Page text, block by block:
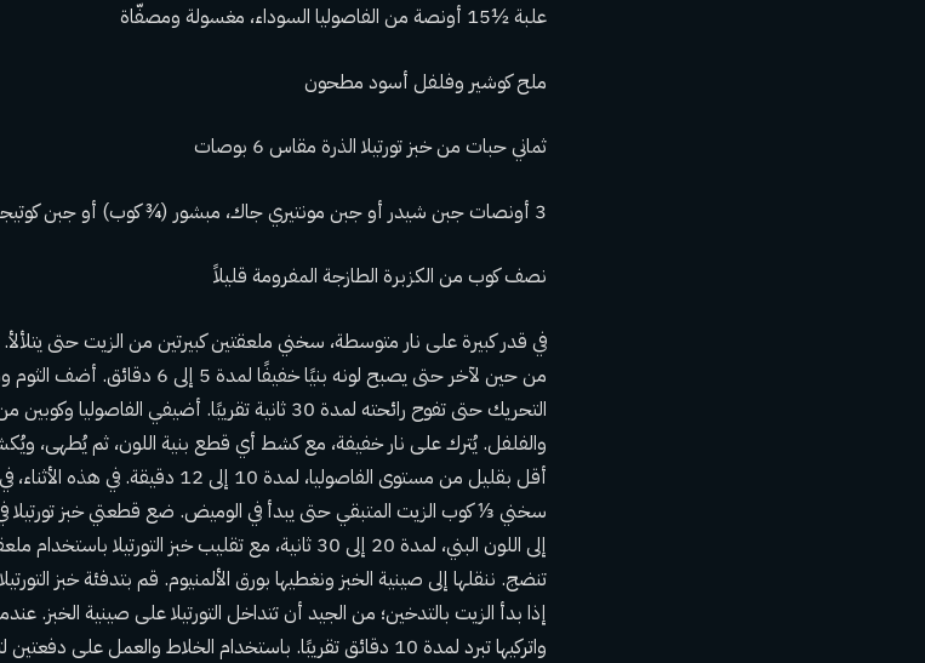
علبة ½15 أونصة من الفاصوليا السوداء، مغسولة ومصفّاة
ملح كوشير وفلفل أسود مطحون
ثماني حبات من خبز تورتيلا الذرة مقاس 6 بوصات
3 أونصات جبن شيدر أو جبن مونتيري جاك، مبشور (¾ كوب) أو جبن كوتيجا، مفتت جيدًا (حوالي ½ كوب)
نصف كوب من الكزبرة الطازجة المفرومة قليلاً
في قدر كبيرة على نار متوسطة، سخني ملعقتين كبيرتين من الزيت حتى
من حين لآخر حتى يصبح لونه بنيًا
التحريك حتى تفوح رائحته لمدة 30 ثانية تقريبًا.
والفلفل. يُترك على نار خفيفة، مع كشط أي قطع بنية اللون، ثم يُطهى،
سخني ⅓ كوب الزيت المتبقي حتى يبدأ في الوميض. ضع قطعتي خبز تورتيلا في
إلى اللون البني، لمدة 20 إلى 30 ثانية، مع تقليب خبز
تنضج. ننقلها إلى صينية الخبز ونغطيها بورق الألمنيوم. قم بتدفئة خبز
إذا بدأ الزيت بالتدخين؛ من الجيد أن تتداخل التورتيلا على صينية الخبز.
واتركيها تبرد لمدة 10 دقائق تقريبًا. باستخدام الخلاط والعمل